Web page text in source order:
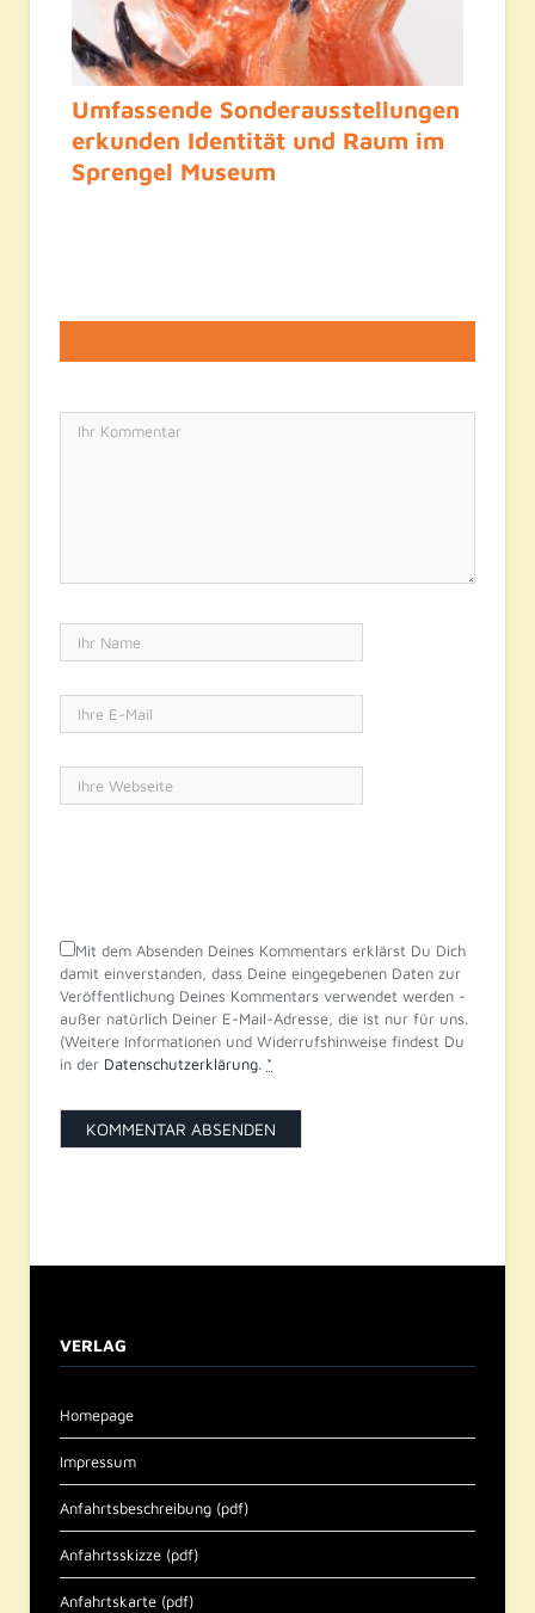
Umfassende Sonderausstellungen
erkunden Identität und Raum im
Sprengel Museum
Mit dem Absenden Deines Kommentars erklärst Du Dich
damit einverstanden, dass Deine eingegebenen Daten zur
Veröffentlichung Deines Kommentars verwendet werden -
außer natürlich Deiner E-Mail-Adresse, die ist nur für uns.
(Weitere Informationen und Widerrufshinweise findest Du
in der Datenschutzerklärung. *
VERLAG
Homepage
Impressum
Anfahrtsbeschreibung (pdf)
Anfahrtsskizze (pdf)
Anfahrtskarte (pdf)